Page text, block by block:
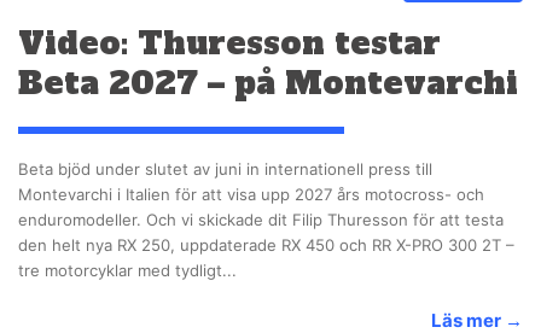
Video: Thuresson testar
Beta 2027 – på Montevarchi
Beta bjöd under slutet av juni in internationell press till
Montevarchi i Italien för att visa upp 2027 års motocross- och
enduromodeller. Och vi skickade dit Filip Thuresson för att testa
den helt nya RX 250, uppdaterade RX 450 och RR X-PRO 300 2T –
tre motorcyklar med tydligt...
Läs mer →